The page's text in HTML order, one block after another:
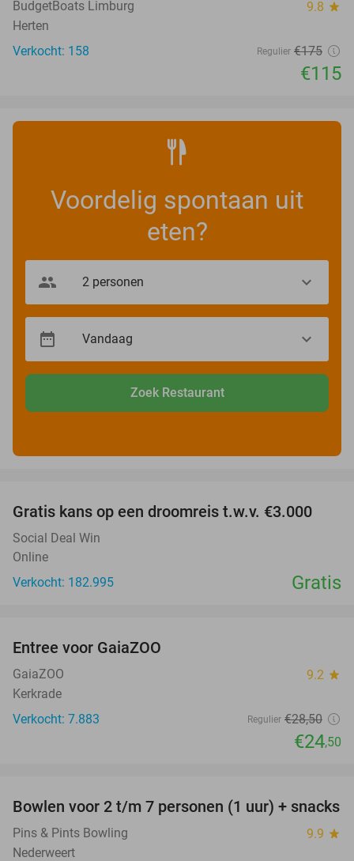
BudgetBoats Limburg 9.8 star
Herten
Verkocht: 158
Regulier €175
€115
Voordelig spontaan uit
eten?
Zoek Restaurant
Gratis kans op een droomreis t.w.v. €3.000
Social Deal Win
Online
Verkocht: 182.995
Gratis
Entree voor GaiaZOO
GaiaZOO 9.2 star
Kerkrade
Verkocht: 7.883
Regulier €28,50
€24,50
52%
Bowlen voor 2 t/m 7 personen (1 uur) + snacks
Pins & Pints Bowling 9.9 star
Nederweert